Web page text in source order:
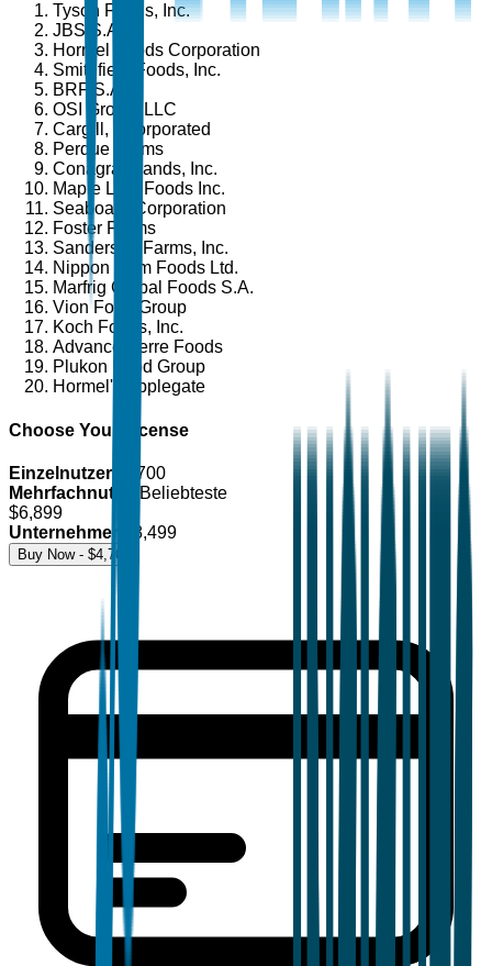
Tyson Foods, Inc.
JBS S.A.
Hormel Foods Corporation
Smithfield Foods, Inc.
BRF S.A.
OSI Group, LLC
Cargill, Incorporated
Perdue Farms
Conagra Brands, Inc.
Maple Leaf Foods Inc.
Seaboard Corporation
Foster Farms
Sanderson Farms, Inc.
Nippon Ham Foods Ltd.
Marfrig Global Foods S.A.
Vion Food Group
Koch Foods, Inc.
AdvancePierre Foods
Plukon Food Group
Hormel's Applegate
Choose Your License
Einzelnutzer
4,700
Mehrfachnutzer
Beliebteste
$6,899
Unternehmen
8,499
Buy Now - $4,700